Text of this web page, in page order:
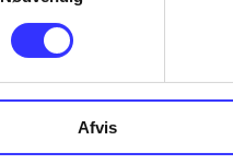
Afvis
...
...
...